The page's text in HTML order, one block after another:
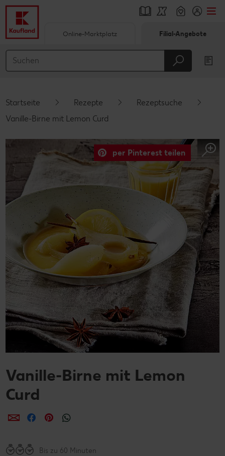
Hauptinhalt
Schwebender Seitenbereich
Online-Marktplatz Filial-Angebote
Startseite Rezepte
Rezeptsuche
Vanille-Birne mit Lemon Curd
per Pinterest teilen
Vanille-Birne mit Lemon
Curd
per E-Mail teilen
per Facebook teilen
per Pinterest teilen
Bis zu 60 Minuten